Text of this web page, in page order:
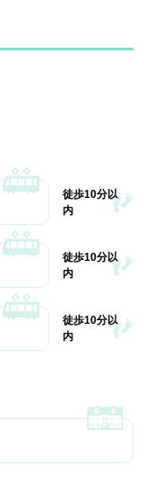
徒歩10分以
内
徒歩10分以
内
徒歩10分以
内